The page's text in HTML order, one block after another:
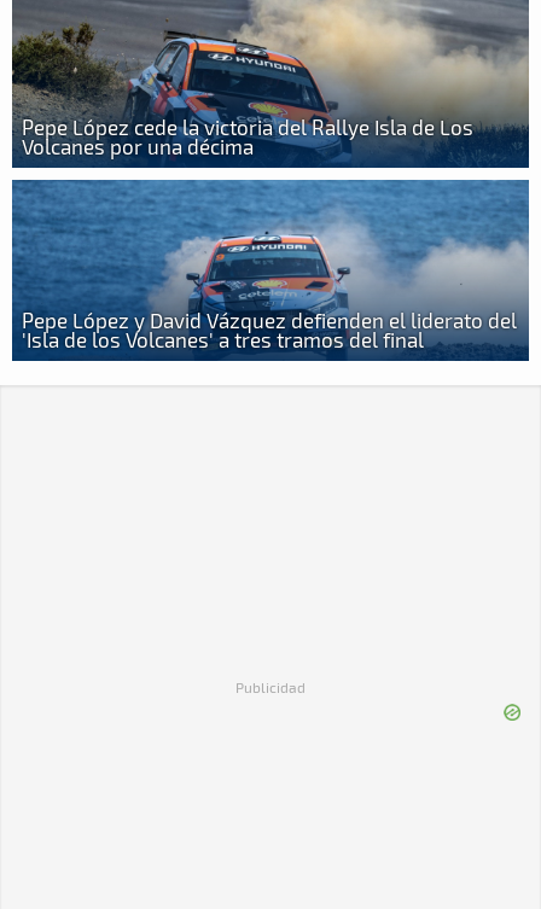
Pepe López cede la victoria del Rallye Isla de Los
Volcanes por una décima
Pepe López y David Vázquez defienden el liderato del
'Isla de los Volcanes' a tres tramos del final
Publicidad